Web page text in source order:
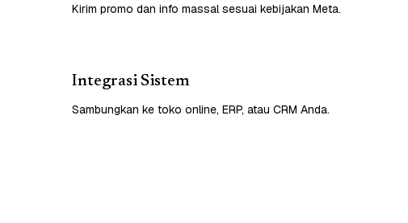
Kirim promo dan info massal sesuai kebijakan Meta.
Integrasi Sistem
Sambungkan ke toko online, ERP, atau CRM Anda.